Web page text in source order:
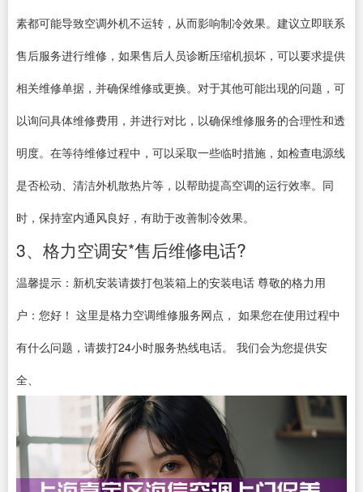
素都可能导致空调外机不运转，从而影响制冷效果。建议立即联系
售后服务进行维修，如果售后人员诊断压缩机损坏，可以要求提供
相关维修单据，并确保维修或更换。对于其他可能出现的问题，可
以询问具体维修费用，并进行对比，以确保维修服务的合理性和透
明度。在等待维修过程中，可以采取一些临时措施，如检查电源线
是否松动、清洁外机散热片等，以帮助提高空调的运行效率。同
时，保持室内通风良好，有助于改善制冷效果。
3、格力空调安*售后维修电话?
温馨提示：新机安装请拨打包装箱上的安装电话 尊敬的格力用
户：您好！ 这里是格力空调维修服务网点， 如果您在使用过程中
有什么问题，请拨打24小时服务热线电话。 我们会为您提供安
全、